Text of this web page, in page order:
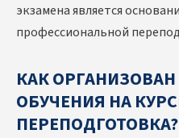
экзамена является
профессиональной
КАК
ОБУЧЕНИЯ НА
ПЕРЕПОДГОТОВКА?